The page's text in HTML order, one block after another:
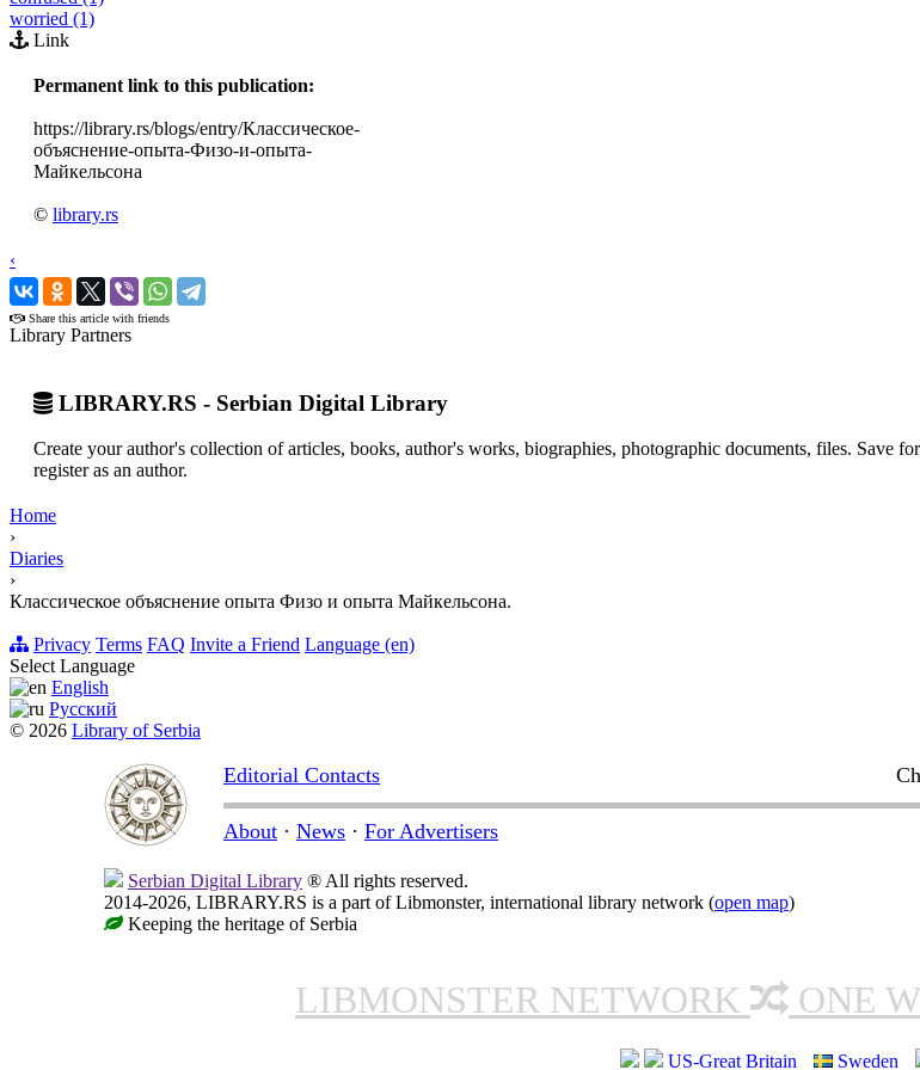
worried (1)
Link
Permanent link to this publication:
https://library.rs/blogs/entry/Классическое-
объяснение-опыта-Физо-и-опыта-
Майкельсона
© library.rs
‹
›
Share this article with friends
Library Partners
LIBRARY.RS - Serbian Digital Library
Create your author's collection of articles, books, author's works, biographies, photographic documents, files. Save
register as an author.
Home
›
Diaries
›
Классическое объяснение опыта Физо и опыта Майкельсона.
Privacy Terms FAQ Invite a Friend Language (en)
Select Language
English
Русский
© 2026 Library of Serbia
Editorial Contacts
About · News · For Advertisers
Serbian Digital Library ® All rights reserved.
2014-2026, LIBRARY.RS is a part of Libmonster, international library network (open map)
Keeping the heritage of Serbia
LIBMONSTER NETWORK ONE
US-Great Britain Sweden